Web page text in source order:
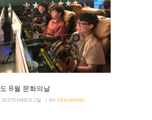
8월 문화의날
2일 BY OHKANING